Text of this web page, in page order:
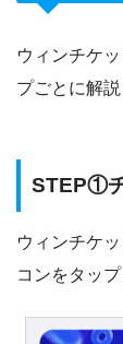
ウィンチケ
プごとに解説
STEP①
ウィンチケ
コンをタップ